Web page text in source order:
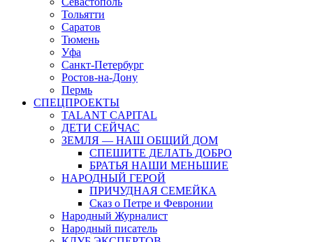
Тольятти
Саратов
Тюмень
Уфа
Санкт-Петербург
Ростов-на-Дону
Пермь
СПЕЦПРОЕКТЫ
TALANT CAPITAL
ДЕТИ СЕЙЧАС
ЗЕМЛЯ — НАШ ОБЩИЙ ДОМ
СПЕШИТЕ ДЕЛАТЬ ДОБРО
БРАТЬЯ НАШИ МЕНЬШИЕ
НАРОДНЫЙ ГЕРОЙ
ПРИЧУДНАЯ СЕМЕЙКА
Сказ о Петре и Февронии
Народный Журналист
Народный писатель